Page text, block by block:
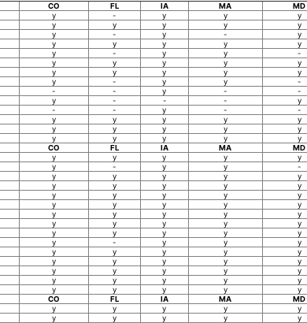
CO FL IA MA MD
y - y y y
y y y y y
y - y - y
y y y y y
y - y y -
y y y y y
y y y y y
y - y y -
- - y - -
y - - - y
- - y - -
y y y y y
y y y y y
y y y y y
CO FL IA MA MD
y y y y y
y - y y -
y y y y y
y y y y y
y y y y y
y y y y y
y y y y y
y y y y y
y y y y y
y - y y y
y y y y y
y y y y y
y y y y y
y y y y y
y y y y y
CO FL IA MA MD
y y y y y
y y y y y